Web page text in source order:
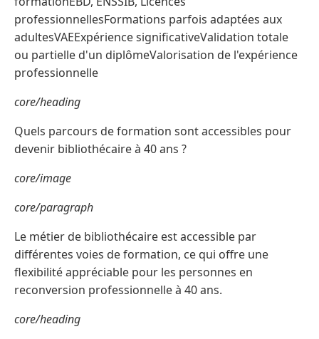
professionnellesFormations parfois adaptées aux
adultesVAEExpérience significativeValidation totale
ou partielle d'un diplômeValorisation de l'expérience
professionnelle
core/heading
Quels parcours de formation sont accessibles pour
devenir bibliothécaire à 40 ans ?
core/image
core/paragraph
Le métier de bibliothécaire est accessible par
différentes voies de formation, ce qui offre une
flexibilité appréciable pour les personnes en
reconversion professionnelle à 40 ans.
core/heading